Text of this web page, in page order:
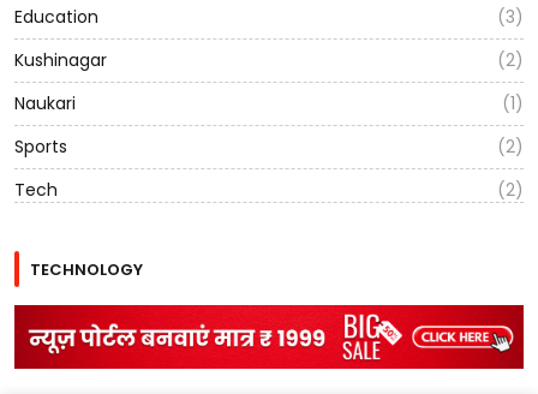
Education
(3)
Kushinagar
(2)
Naukari
(1)
Sports
(2)
Tech
(2)
TECHNOLOGY